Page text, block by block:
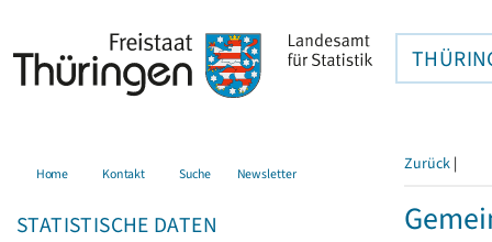
Home Kontakt Suche Newsletter
STATISTISCHE DATEN
Zurück |